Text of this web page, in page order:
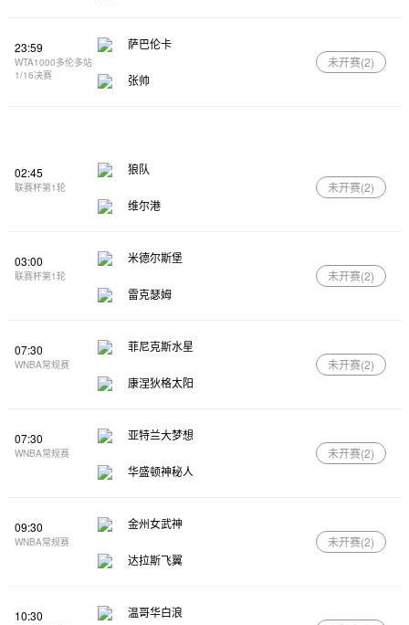
23:59
WTA1000多伦多站
1/16决赛
萨巴伦卡
张帅
未开赛(2)
02:45
联赛杯第1轮
狼队
维尔港
未开赛(2)
03:00
联赛杯第1轮
米德尔斯堡
雷克瑟姆
未开赛(2)
07:30
WNBA常规赛
菲尼克斯水星
康涅狄格太阳
未开赛(2)
07:30
WNBA常规赛
亚特兰大梦想
华盛顿神秘人
未开赛(2)
09:30
WNBA常规赛
金州女武神
达拉斯飞翼
未开赛(2)
10:30 温哥华白浪